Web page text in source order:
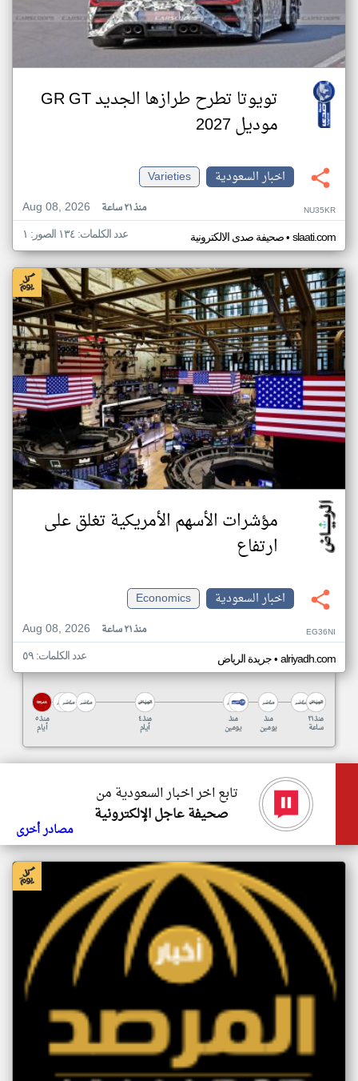
تويوتا تطرح طرازها الجديد GR GT
موديل 2027
اخبار السعودية
Varieties
Aug 08, 2026
منذ ٢١ ساعة NU35KR
صحيفة صدى الالكترونية• slaati.com عدد الكلمات: ١٣٤ الصور: ١
مؤشرات الأسهم الأمريكية تغلق على
ارتفاع
اخبار السعودية
Economics
Aug 08, 2026
منذ ٢١ ساعة EG36NI
جريدة الرياض• alriyadh.com عدد الكلمات: ٥٩
منذ ٥
أيام
منذ ٤
أيام
منذ
يومين
منذ
يومين
منذ ٢١
ساعة
تابع اخر اخبار السعودية من
صحيفة عاجل الإلكترونية
مصادر أخرى